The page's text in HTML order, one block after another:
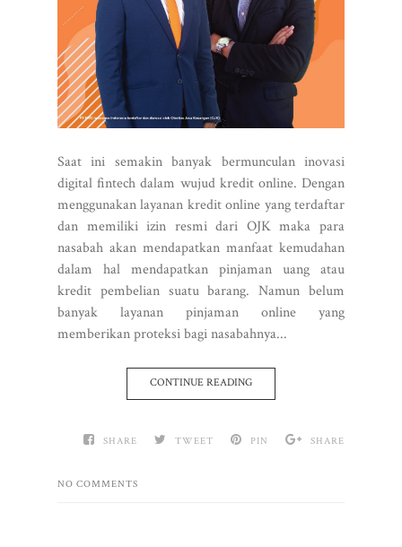
Saat ini semakin banyak bermunculan inovasi
digital fintech dalam wujud kredit online. Dengan
menggunakan layanan kredit online yang terdaftar
dan memiliki izin resmi dari OJK maka para
nasabah akan mendapatkan manfaat kemudahan
dalam hal mendapatkan pinjaman uang atau
kredit pembelian suatu barang. Namun belum
banyak layanan pinjaman online yang
memberikan proteksi bagi nasabahnya...
CONTINUE READING
SHARE TWEET PIN SHARE
NO COMMENTS